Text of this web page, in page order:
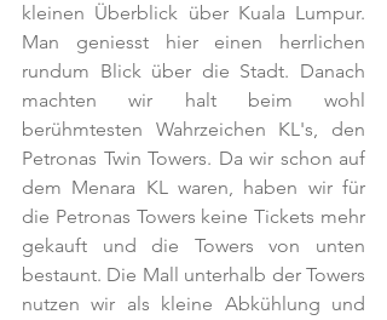
kleinen Überblick über Kuala Lumpur.
Man geniesst hier einen herrlichen
rundum Blick über die Stadt. Danach
machten wir halt beim wohl
berühmtesten Wahrzeichen KL's, den
Petronas Twin Towers. Da wir schon auf
dem Menara KL waren, haben wir für
die Petronas Towers keine Tickets mehr
gekauft und die Towers von unten
bestaunt. Die Mall unterhalb der Towers
nutzen wir als kleine Abkühlung und